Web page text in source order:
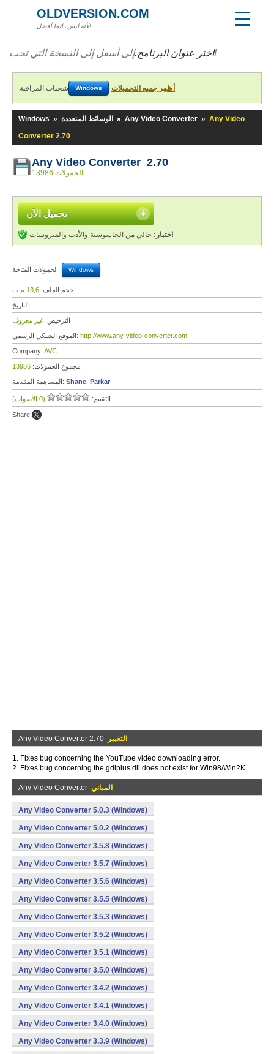
OLDVERSION.COM
لأنه ليس دائما أفضل!
اختر عنوان البرنامج.إلى أسفل إلى النسخة التي تحب!
شحنات المراقبة Windows أظهر جميع التحميلات
Windows » الوسائط المتعددة » Any Video Converter » Any Video
Converter 2.70
Any Video Converter 2.70
13986 الحمولات
تحميل الآن
اختبار: خالي من الجاسوسية والأدب والفيروسات
الحمولات المتاحة: Windows
حجم الملف: 13,6 م.ب
التاريخ:
الترخيص: غير معروف
الموقع الشبكي الرسمي: http://www.any-video-converter.com
Company: AVC
مجموع الحمولات: 13986
المساهمة المقدمة: Shane_Parkar
التقييم: (0 الأصوات)
Share:
Any Video Converter 2.70 التغيير
1. Fixes bug concerning the YouTube video downloading error.
2. Fixes bug concerning the gdiplus.dll does not exist for Win98/Win2K.
Any Video Converter المباني
Any Video Converter 5.0.3 (Windows)
Any Video Converter 5.0.2 (Windows)
Any Video Converter 3.5.8 (Windows)
Any Video Converter 3.5.7 (Windows)
Any Video Converter 3.5.6 (Windows)
Any Video Converter 3.5.5 (Windows)
Any Video Converter 3.5.3 (Windows)
Any Video Converter 3.5.2 (Windows)
Any Video Converter 3.5.1 (Windows)
Any Video Converter 3.5.0 (Windows)
Any Video Converter 3.4.2 (Windows)
Any Video Converter 3.4.1 (Windows)
Any Video Converter 3.4.0 (Windows)
Any Video Converter 3.3.9 (Windows)